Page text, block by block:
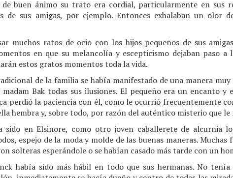
de buen ánimo su trato era cordial, particularmente en sus
de sus amigas, por ejemplo. Entonces exhalaban un olor
muchos ratos de ocio con los hijos pequeños de sus
en que su melancolía y escepticismo dejaban paso
estos gratos momentos toda la vida.
de la familia se había manifestado de una manera
Bak todas sus ilusiones. El pequeño era un encanto y
perdió la paciencia con él, como le ocurrió frecuentemente
hembra y, sobre todo, por razón del auténtico misterio que le
sido en Elsinore, como otro joven caballerete de alcurnia
espejo de la moda y molde de las buenas maneras. Muchas
solteras esperándole o se habían casado más tarde con un
había sido más hábil en todo que sus hermanas. No tenía